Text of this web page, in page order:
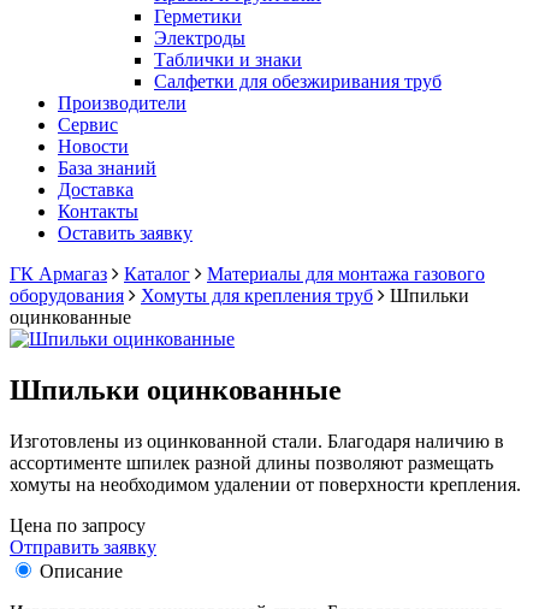
Герметики
Электроды
Таблички и знаки
Салфетки для обезжиривания труб
Производители
Сервис
Новости
База знаний
Доставка
Контакты
Оставить заявку
ГК Армагаз
Каталог
Материалы для монтажа газового
оборудования
Хомуты для крепления труб
Шпильки
оцинкованные
Шпильки оцинкованные
Изготовлены из оцинкованной стали. Благодаря наличию в
ассортименте шпилек разной длины позволяют размещать
хомуты на необходимом удалении от поверхности крепления.
Цена по запросу
Отправить заявку
Описание